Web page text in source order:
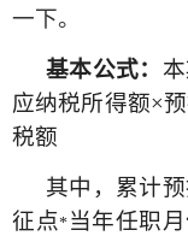
一下。
基本公式：
应纳税所得额×
税额
其中，累计
征点* 当年任职